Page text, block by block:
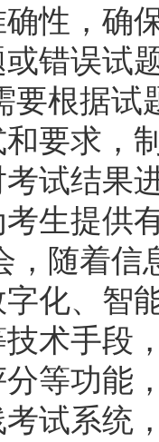
性，确
错误试
根据试
要求，
试结果
生提供
随着信
化、智
术手段
等功能
试系统